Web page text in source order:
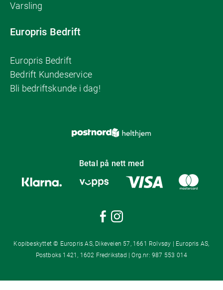
Varsling
Europris Bedrift
Europris Bedrift
Bedrift Kundeservice
Bli bedriftskunde i dag!
Betal på nett med
Kopibeskyttet © Europris AS, Dikeveien 57, 1661 Rolvsøy | Europris AS,
Postboks 1421, 1602 Fredrikstad | Org.nr: 987 553 014